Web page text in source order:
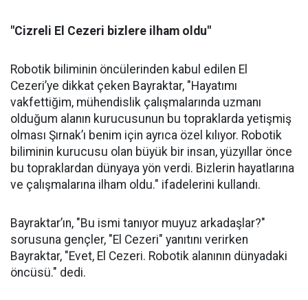
"Cizreli El Cezeri bizlere ilham oldu"
Robotik biliminin öncülerinden kabul edilen El
Cezeri’ye dikkat çeken Bayraktar, "Hayatımı
vakfettiğim, mühendislik çalışmalarında uzmanı
olduğum alanın kurucusunun bu topraklarda yetişmiş
olması Şırnak’ı benim için ayrıca özel kılıyor. Robotik
biliminin kurucusu olan büyük bir insan, yüzyıllar önce
bu topraklardan dünyaya yön verdi. Bizlerin hayatlarına
ve çalışmalarına ilham oldu." ifadelerini kullandı.
Bayraktar’ın, "Bu ismi tanıyor muyuz arkadaşlar?"
sorusuna gençler, "El Cezeri" yanıtını verirken
Bayraktar, "Evet, El Cezeri. Robotik alanının dünyadaki
öncüsü." dedi.